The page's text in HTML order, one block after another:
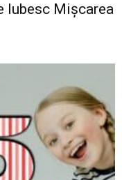
Iubesc Mișcarea